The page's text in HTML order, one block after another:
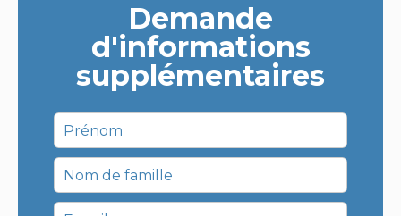
Demande
d'informations
supplémentaires